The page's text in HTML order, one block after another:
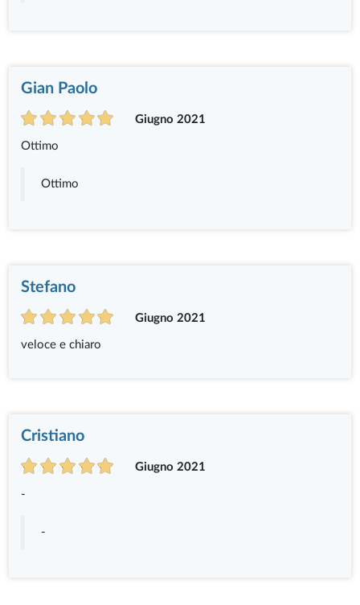
Gian Paolo
Giugno 2021
Ottimo
Ottimo
Stefano
Giugno 2021
veloce e chiaro
Cristiano
Giugno 2021
-
-